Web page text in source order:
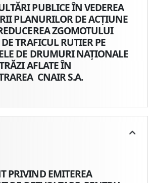
PUBLICE ÎN VEDEREA
PLANURILOR DE ACȚIUNE
ZGOMOTULUI
TRAFICUL RUTIER PE
DE DRUMURI NAȚIONALE
AFLATE ÎN
CNAIR S.A.
PRIVIND EMITEREA